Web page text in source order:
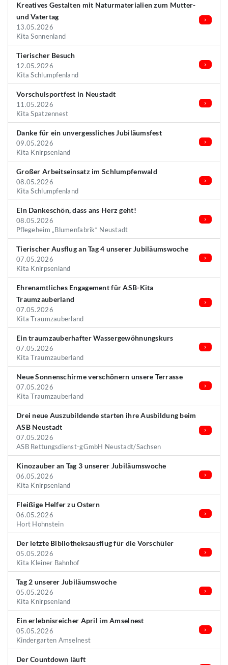
Kreatives Gestalten mit Naturmaterialien zum Mutter-
und Vatertag
13.05.2026
Kita Sonnenland
Tierischer Besuch
12.05.2026
Kita Schlumpfenland
Vorschulsportfest in Neustadt
11.05.2026
Kita Spatzennest
Danke für ein unvergessliches Jubiläumsfest
09.05.2026
Kita Knirpsenland
Großer Arbeitseinsatz im Schlumpfenwald
08.05.2026
Kita Schlumpfenland
Ein Dankeschön, dass ans Herz geht!
08.05.2026
Pflegeheim „Blumenfabrik“ Neustadt
Tierischer Ausflug an Tag 4 unserer Jubiläumswoche
07.05.2026
Kita Knirpsenland
Ehrenamtliches Engagement für ASB-Kita
Traumzauberland
07.05.2026
Kita Traumzauberland
Ein traumzauberhafter Wassergewöhnungskurs
07.05.2026
Kita Traumzauberland
Neue Sonnenschirme verschönern unsere Terrasse
07.05.2026
Kita Traumzauberland
Drei neue Auszubildende starten ihre Ausbildung beim
ASB Neustadt
07.05.2026
ASB Rettungsdienst-gGmbH Neustadt/Sachsen
Kinozauber an Tag 3 unserer Jubiläumswoche
06.05.2026
Kita Knirpsenland
Fleißige Helfer zu Ostern
06.05.2026
Hort Hohnstein
Der letzte Bibliotheksausflug für die Vorschüler
05.05.2026
Kita Kleiner Bahnhof
Tag 2 unserer Jubiläumswoche
05.05.2026
Kita Knirpsenland
Ein erlebnisreicher April im Amselnest
05.05.2026
Kindergarten Amselnest
Der Countdown läuft